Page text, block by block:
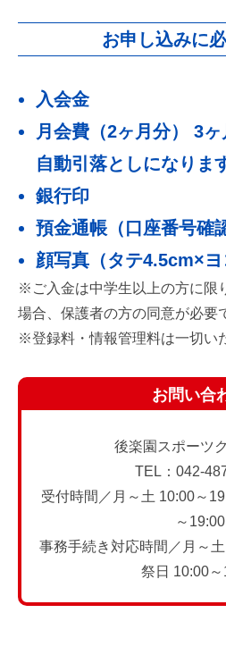
お申し込みに
入会金
月会費（2ヶ月分） 3
自動引落としになりま
銀行印
預金通帳（口座番号確
顔写真（タテ4.5cm×ヨ
※ご入金は中学生以上の方に限
場合、保護者の方の同意が必要
※登録料・情報管理料は一切い
お問い合
後楽園スポーツ
TEL：042-
受付時間／月～土 10:00～
～19:00
事務手続き対応時間／月～
祭日 10:00